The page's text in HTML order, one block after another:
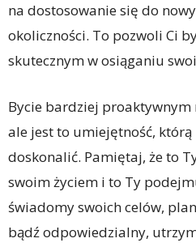
na dostosowanie się do
okoliczności. To pozwoli Ci
skutecznym w osiąganiu
Bycie bardziej proaktywnym
ale jest to umiejętność,
doskonalić. Pamiętaj, że to
swoim życiem i to Ty
świadomy swoich celów,
bądź odpowiedzialny,